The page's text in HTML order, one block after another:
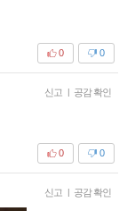
0
0
신고 | 공감 확인
0
0
신고 | 공감 확인